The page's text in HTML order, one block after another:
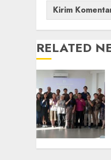
RELATED